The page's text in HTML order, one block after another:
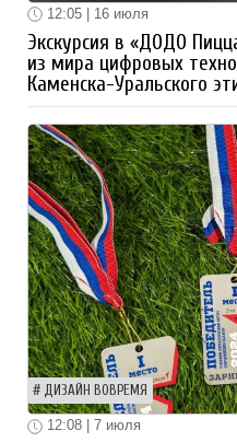
12:05 | 16 июля
Экскурсия в «ДОДО
из мира цифровых
Каменска-Уральского
ДИЗАЙН ВОВРЕМЯ
12:08 | 7 июля